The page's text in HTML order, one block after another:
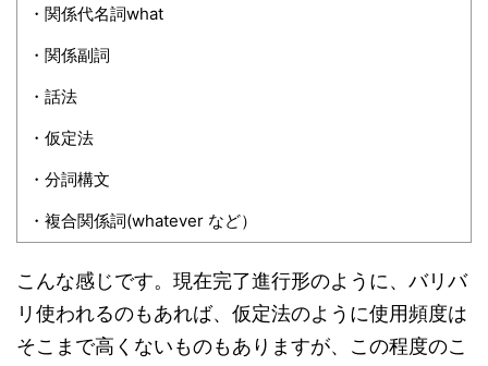
・関係代名詞what
・関係副詞
・話法
・仮定法
・分詞構文
・複合関係詞(whatever など）
こんな感じです。現在完了進行形のように、バリバ
リ使われるのもあれば、仮定法のように使用頻度は
そこまで高くないものもありますが、この程度のこ